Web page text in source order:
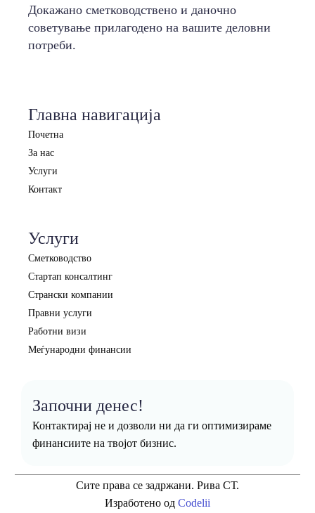
Докажано сметководствено и даночно
советување прилагодено на вашите деловни
потреби.
Главна навигација
Почетна
За нас
Услуги
Контакт
Услуги
Сметководство
Стартап консалтинг
Странски компании
Правни услуги
Работни визи
Меѓународни финансии
Започни денес!
Контактирај не и дозволи ни да ги оптимизираме
финансиите на твојот бизнис.
Сите права се задржани. Рива СТ.
Изработено од Codelii